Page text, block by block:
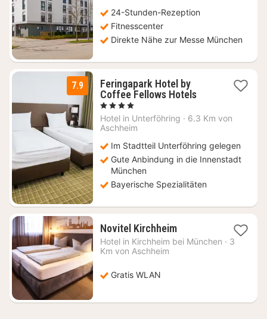
24-Stunden-Rezeption
Fitnesscenter
Direkte Nähe zur Messe München
7.9
Feringapark Hotel by
Coffee Fellows Hotels2
ab
, 4 Sterne
Hotel in Unterföhring · 6.3 Km von
Aschheim
Im Stadtteil Unterföhring gelegen
Gute Anbindung in die Innenstadt
München
Bayerische Spezialitäten
Novitel Kirchheim1
Nacht
Hotel in Kirchheim bei München · 3
Km von Aschheim
Gratis WLAN